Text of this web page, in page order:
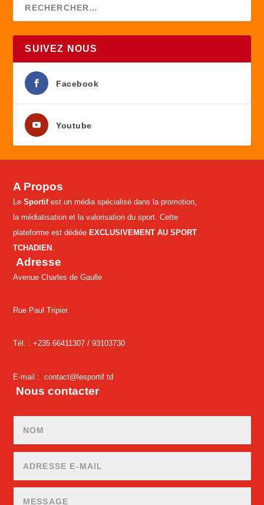
SUIVEZ NOUS
Facebook
Youtube
A Propos
LeSportifest un média spécialisé dans la promotion,
la médiatisation et la valorisation du sport. Cette
plateforme est dédiéeEXCLUSIVEMENT AU SPORT
TCHADIEN
Adresse
Avenue Charles de Gaulle
Rue Paul Tripier
Tél. : +235 66411307 /93103730
E-mail :contact@lesportif.td
Nous contacter